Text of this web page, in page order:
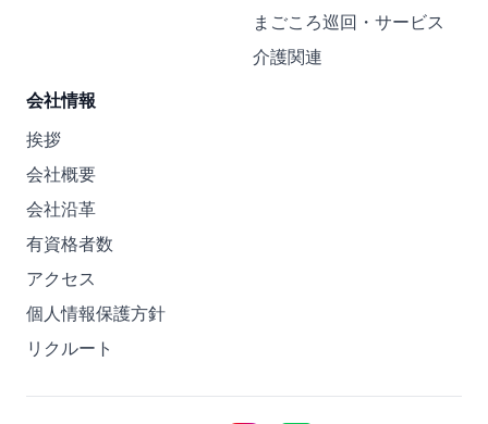
まごころ巡回・サービス
介護関連
会社情報
挨拶
会社概要
会社沿革
有資格者数
アクセス
個人情報保護方針
リクルート